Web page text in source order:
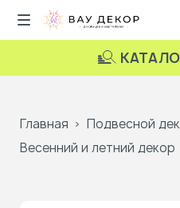
Главная
Подвесной
Весенний и летний декор